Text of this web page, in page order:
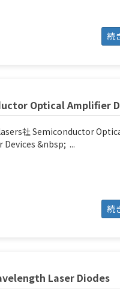
続
Optical Amplifier
社 Semiconductor
Devices &nbsp; ...
続
Laser Diodes